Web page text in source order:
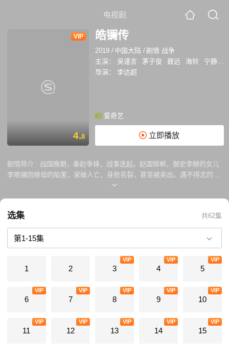
电视剧
VIP
4.8
皓镧传
2019 / 中国大陆 /剧情 战争
主演：
吴谨言 茅子俊 聂远 海铃 宁静
导演：
李达超
爱奇艺
立即播放
剧情简介 : 战国晚期，秦赵争锋，战事迭起。赵国邯郸，御史李赫的女儿
李皓镧因继母的陷害，家破人亡、身败名裂，甚至被卖出。遇不得志的吕
不韦把她买下，用奇货可居的计谋将皓镧献给了当时在赵国皇宫当人质的
坑杀赵军四十万，异人的质子身份让他生命受到威胁，公主雅陷害皓镧不
成反丧命，让二人之间产生嫌隙。宫中人人自危，吕不韦利用皓镧挑起事
端扰乱赵国内廷，借机带秦王孙异人逃离赵国归秦。秦国有奸人散播谣言
说皓镧之子嬴政的父亲不是异人而是吕不韦。而此时异人病重不治，嬴政
登基，认为吕不韦与父亲之死难逃关系，同时忌惮吕的权利过大而把他流
放。皓镧请求儿子饶吕一命，最后俩人像相识的最初一样重会洛阳。
选集 共62集
1 2 3
VIP
4
VIP
5
VIP
6
VIP
7
VIP
8
VIP
9
VIP
10
VIP
11
VIP
12
VIP
13
VIP
14
VIP
15
VIP